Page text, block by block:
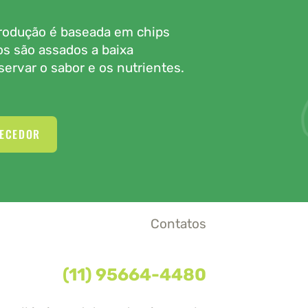
é baseada em chips
são assados a baixa
o sabor e os nutrientes.
Contatos
(11) 95664-4480